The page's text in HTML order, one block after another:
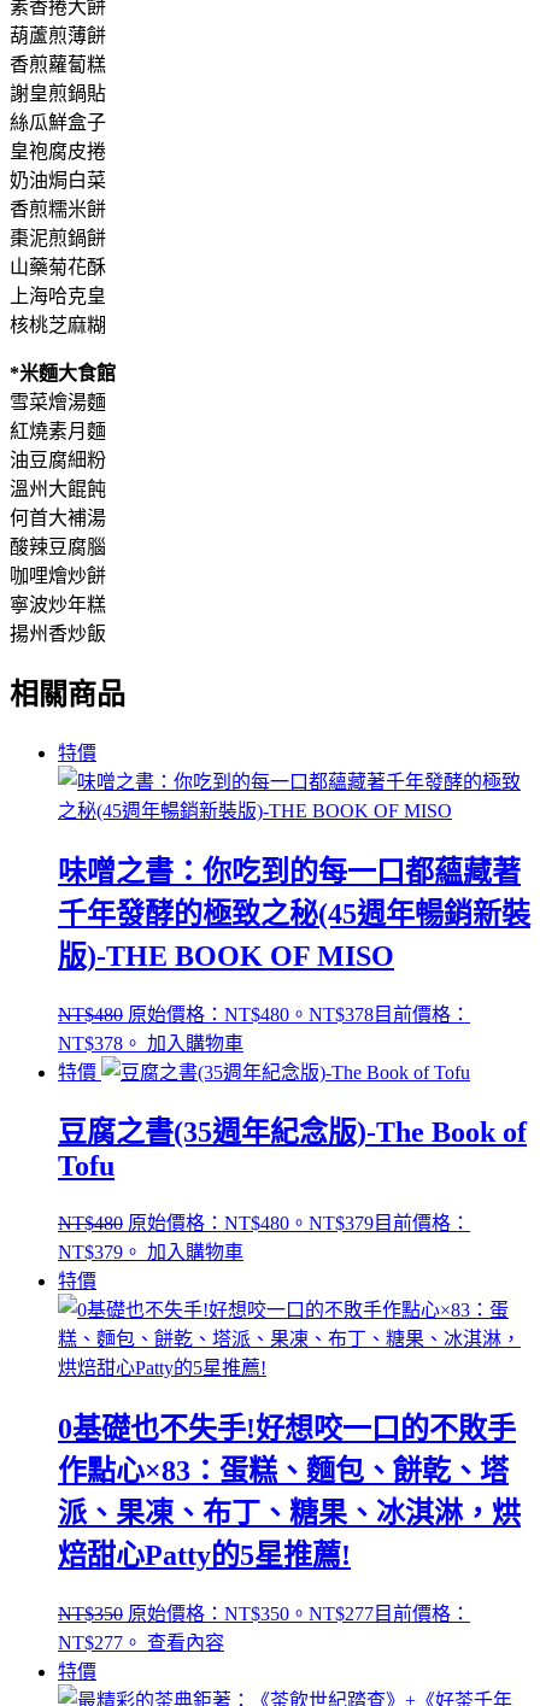
素香捲大餅
葫蘆煎薄餅
香煎蘿蔔糕
謝皇煎鍋貼
絲瓜鮮盒子
皇袍腐皮捲
奶油焗白菜
香煎糯米餅
棗泥煎鍋餅
山藥菊花酥
上海哈克皇
核桃芝麻糊
*米麵大食館
雪菜燴湯麵
紅燒素月麵
油豆腐細粉
溫州大餛飩
何首大補湯
酸辣豆腐腦
咖哩燴炒餅
寧波炒年糕
揚州香炒飯
相關商品
特價
味噌之書：你吃到的每一口都蘊藏著
千年發酵的極致之秘(45週年暢銷新裝
版)-THE BOOK OF MISO
NT$480 原始價格：NT$480。 NT$378目前價格：
NT$378。 加入購物車
特價
豆腐之書(35週年紀念版)-The Book of
Tofu
NT$480 原始價格：NT$480。 NT$379目前價格：
NT$379。 加入購物車
特價
0基礎也不失手!好想咬一口的不敗手
作點心×83：蛋糕、麵包、餅乾、塔
派、果凍、布丁、糖果、冰淇淋，烘
焙甜心Patty的5星推薦!
NT$350 原始價格：NT$350。 NT$277目前價格：
NT$277。 查看內容
特價